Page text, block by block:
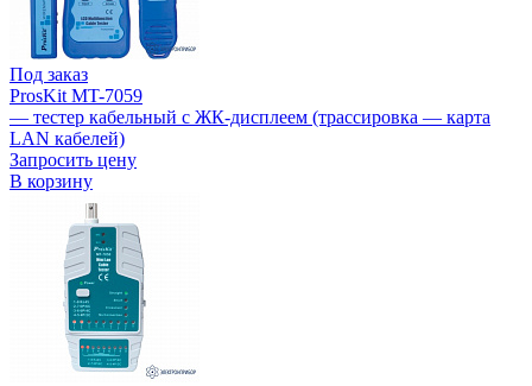
Под заказ
ProsKit MT-7059
— тестер кабельный с ЖК-дисплеем (трассировка — карта
LAN кабелей)
Запросить цену
В корзину